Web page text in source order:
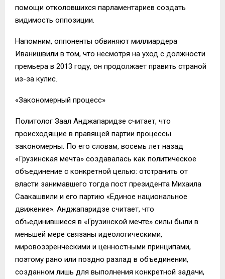
помощи отколовшихся парламентариев создать
видимость оппозиции.
Напомним, оппоненты обвиняют миллиардера
Иванишвили в том, что несмотря на уход с должности
премьера в 2013 году, он продолжает править страной
из-за кулис.
«Закономерный процесс»
Политолог Заал Анджапаридзе считает, что
происходящие в правящей партии процессы
закономерны. По его словам, восемь лет назад
«Грузинская мечта» создавалась как политическое
объединение с конкретной целью: отстранить от
власти занимавшего тогда пост президента Михаила
Саакашвили и его партию «Единое национальное
движение». Анджапаридзе считает, что
объединившиеся в «Грузинской мечте» силы были в
меньшей мере связаны идеологическими,
мировоззренческими и ценностными принципами,
поэтому рано или поздно разлад в объединении,
созданном лишь для выполнения конкретной задачи,